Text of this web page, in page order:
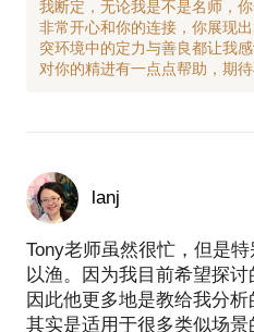
我断定，无论我是不是名师，
非常开心和你的连接，你展现
突环境中的定力与善良都让我
lanj
Tony老师虽然很忙，但是
以渔。因为我目前希望探讨
因此他更多地是教给我分
其实是适用于很多类似场